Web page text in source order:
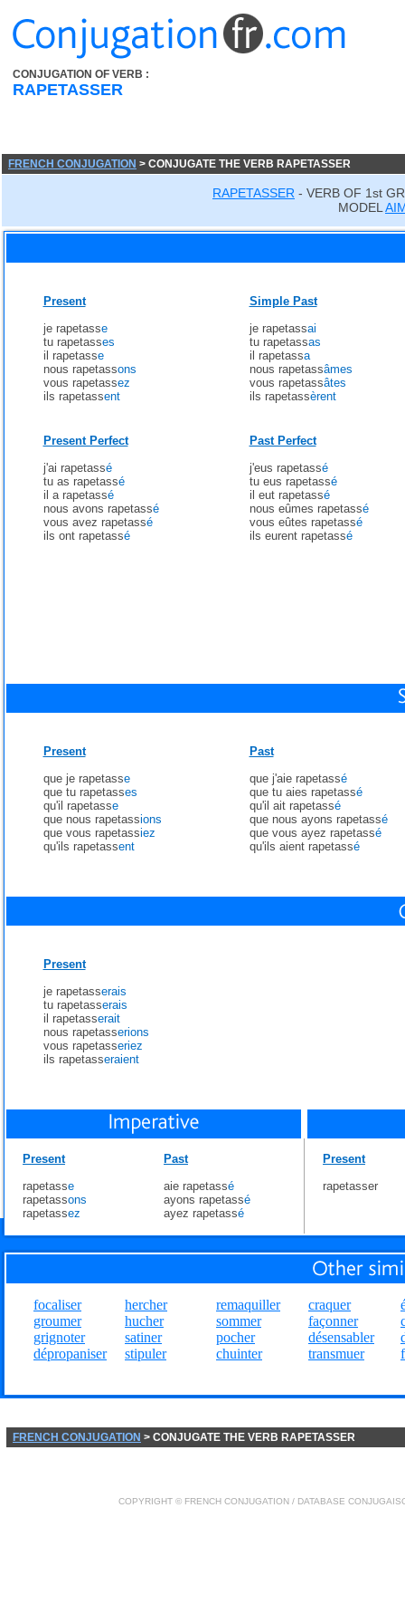
CONJUGATION OF VERB :
RAPETASSER
FRENCH CONJUGATION > CONJUGATE THE VERB RAPETASSER
RAPETASSER - VERB OF 1st
MODEL
Present
je rapetasse
tu rapetasses
il rapetasse
nous rapetassons
vous rapetassez
ils rapetassent
Simple Past
je rapetassai
tu rapetassas
il rapetassa
nous rapetassâmes
vous rapetassâtes
ils rapetassèrent
Present Perfect
j'ai rapetassé
tu as rapetassé
il a rapetassé
nous avons rapetassé
vous avez rapetassé
ils ont rapetassé
Past Perfect
j'eus rapetassé
tu eus rapetassé
il eut rapetassé
nous eûmes rapetassé
vous eûtes rapetassé
ils eurent rapetassé
Present
que je rapetasse
que tu rapetasses
qu'il rapetasse
que nous rapetassions
que vous rapetassiez
qu'ils rapetassent
Past
que j'aie rapetassé
que tu aies rapetassé
qu'il ait rapetassé
que nous ayons rapetassé
que vous ayez rapetassé
qu'ils aient rapetassé
Present
je rapetasserais
tu rapetasserais
il rapetasserait
nous rapetasserions
vous rapetasseriez
ils rapetasseraient
Present
rapetasse
rapetassons
rapetassez
Past
aie rapetassé
ayons rapetassé
ayez rapetassé
Present
rapetasser
focaliser
groumer
grignoter
dépropaniser
hercher
hucher
satiner
stipuler
remaquiller
sommer
pocher
chuinter
craquer
façonner
désensabler
transmuer
FRENCH CONJUGATION > CONJUGATE THE VERB RAPETASSER
COPYRIGHT © FRENCH CONJUGATION / DATABASE